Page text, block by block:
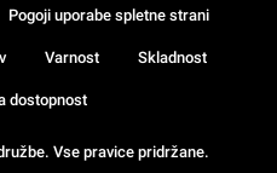
Vse pravice pridržane.
Pogoji uporabe spletne strani
Varnost Skladnost
dostopnost